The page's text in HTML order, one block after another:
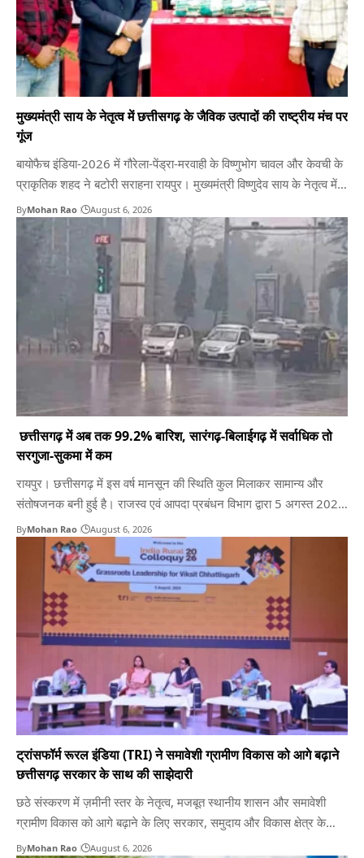
मुख्यमंत्री साय के नेतृत्व में छत्तीसगढ़ के जैविक उत्पादों की राष्ट्रीय मंच पर
गूंज
बायोफैच इंडिया-2026 में गौरेला-पेंड्रा-मरवाही के विष्णुभोग चावल और केवची के
प्राकृतिक शहद ने बटोरी सराहना रायपुर। मुख्यमंत्री विष्णुदेव साय के नेतृत्व में
छत्तीसगढ़ सरकार द्वारा ग्रामीण अर्थव्यवस्था को सशक्त बनाने, महिला स्वसहायता
समूहों को आत्मनिर्भर बनाने तथा जैविक कृषि को प्रोत्साहन देने के प्रयास
लगातार नई सफलताएं प्राप्त कर रहे…
ByMohan Rao August 6, 2026
​ छत्तीसगढ़ में अब तक 99.2% बारिश, सारंगढ़-बिलाईगढ़ में सर्वाधिक तो
सरगुजा-सुकमा में कम
​रायपुर। छत्तीसगढ़ में इस वर्ष मानसून की स्थिति कुल मिलाकर सामान्य और
संतोषजनक बनी हुई है। राजस्व एवं आपदा प्रबंधन विभाग द्वारा 5 अगस्त 2026
तक जारी आंकड़ों के अनुसार, प्रदेश में 1 जून से अब तक औसतन 584.8 मिमी
वर्षा दर्ज की जा चुकी है, जो कि इस अवधि…
ByMohan Rao August 6, 2026
ट्रांसफॉर्म रूरल इंडिया (TRI) ने समावेशी ग्रामीण विकास को आगे बढ़ाने
छत्तीसगढ़ सरकार के साथ की साझेदारी
छठे संस्करण में ज़मीनी स्तर के नेतृत्व, मजबूत स्थानीय शासन और समावेशी
ग्रामीण विकास को आगे बढ़ाने के लिए सरकार, समुदाय और विकास क्षेत्र के
नेताओं को एक मंच पर लाया गया रायपुर। छठे 'इंडिया रूरल कोलोक्वी' (भारत
ByMohan Rao August 6, 2026